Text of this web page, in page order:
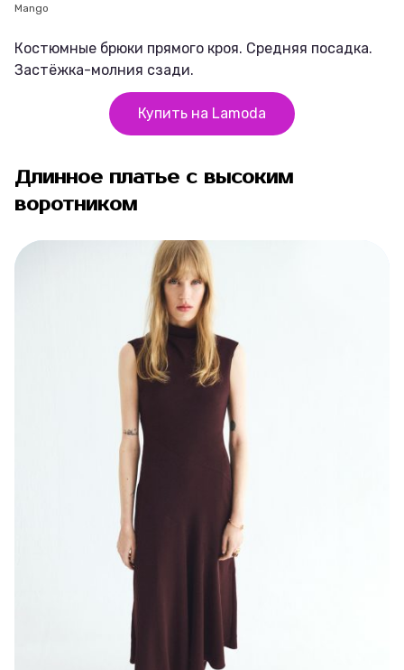
Mango
Костюмные брюки прямого кроя. Средняя посадка.
Застёжка-молния сзади.
Купить на Lamoda
Длинное платье с высоким
воротником